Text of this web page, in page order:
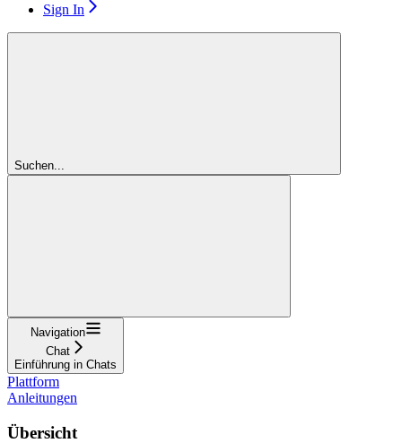
Sign In
Suchen...
Navigation
Chat
Einführung in Chats
Plattform
Anleitungen
Übersicht